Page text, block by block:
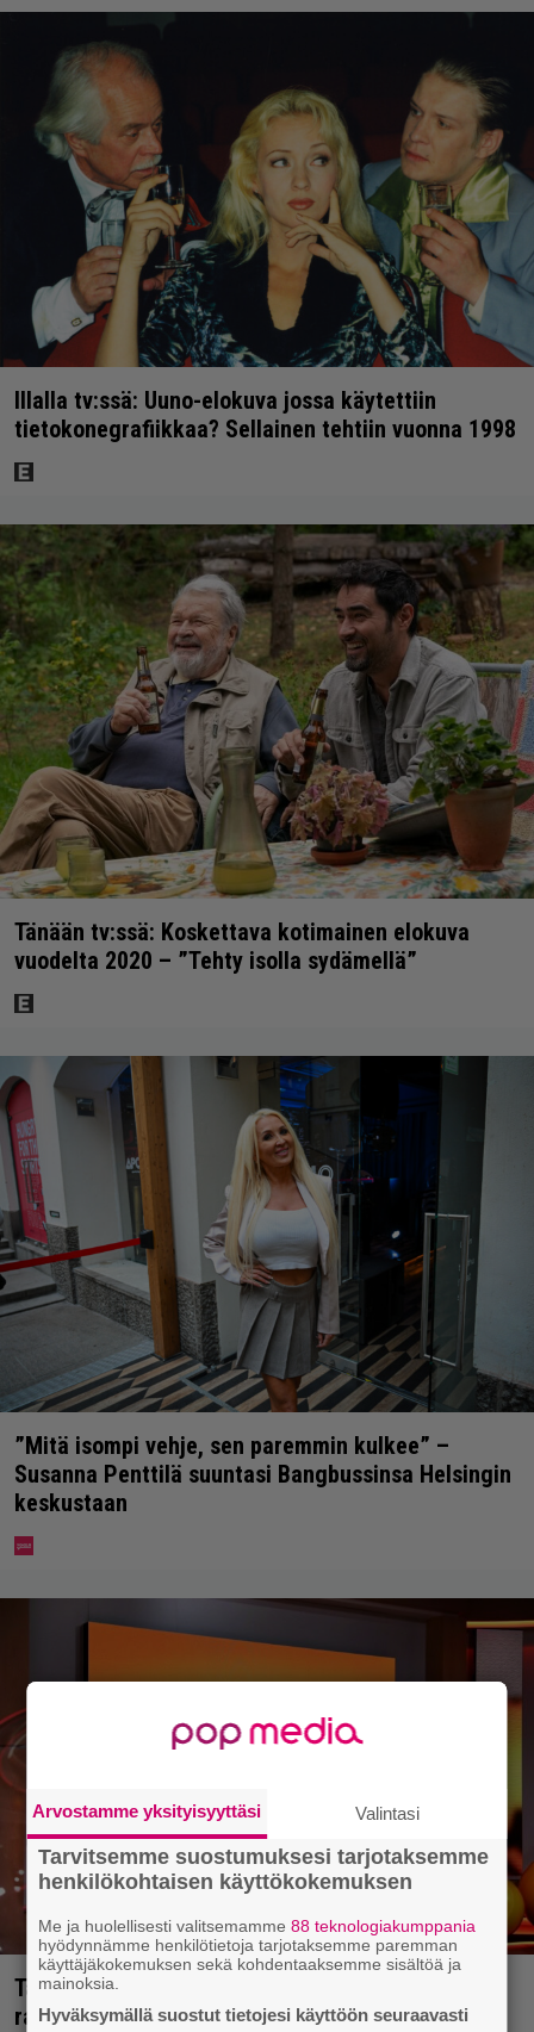
Illalla tv:ssä: Uuno-elokuva jossa käytettiin
tietokonegrafiikkaa? Sellainen tehtiin vuonna 1998
Tänään tv:ssä: Koskettava kotimainen elokuva
vuodelta 2020 – ”Tehty isolla sydämellä”
”Mitä isompi vehje, sen paremmin kulkee” –
Susanna Penttilä suuntasi Bangbussinsa Helsingin
keskustaan
Täällä pelattiin lauantain Loton ja Jokerin isot
rahat – Tokmannilla, ABC:lla, netissä…
Arvostamme yksityisyyttäsi Valintasi
Tarvitsemme suostumuksesi tarjotaksemme
henkilökohtaisen käyttökokemuksen
Me ja huolellisesti valitsemamme88 teknologiakumppania
hyödynnämme henkilötietoja tarjotaksemme paremman
käyttäjäkokemuksen sekä kohdentaaksemme sisältöä ja
mainoksia.
Hyväksymällä suostut tietojesi käyttöön seuraavasti